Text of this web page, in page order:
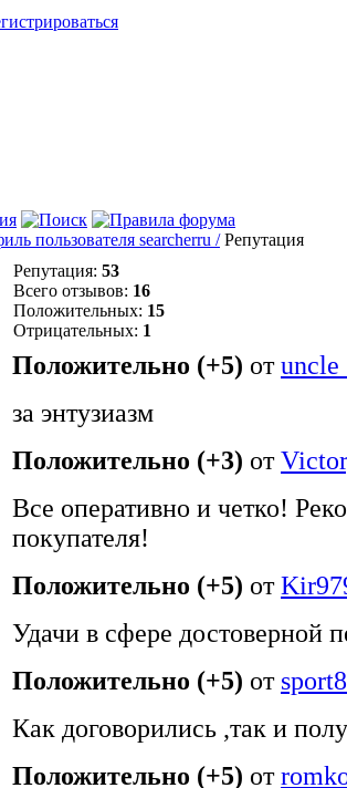
пользователя searcherru / Репутация
Репутация: 53
Всего отзывов: 16
Положительных: 15
Отрицательных: 1
Положительно (+5) отuncle
за энтузиазм
Положительно (+3) от
Все оперативно и четко!
покупателя!
Положительно (+5) от
Удачи в сфере достоверной
Положительно (+5) от
Как договорились ,так и
Положительно (+5) от